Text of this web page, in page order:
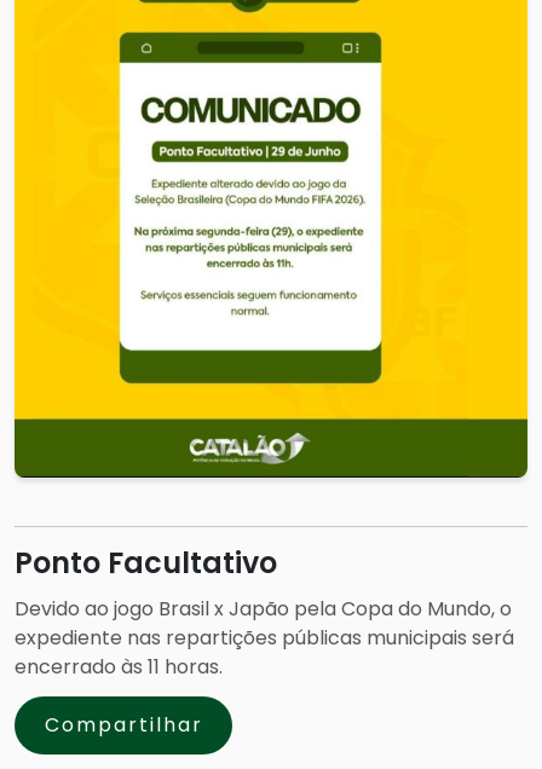
Ponto Facultativo
Devido ao jogo Brasil x Japão pela Copa do Mundo, o
expediente nas repartições públicas municipais será
encerrado às 11 horas.
Compartilhar